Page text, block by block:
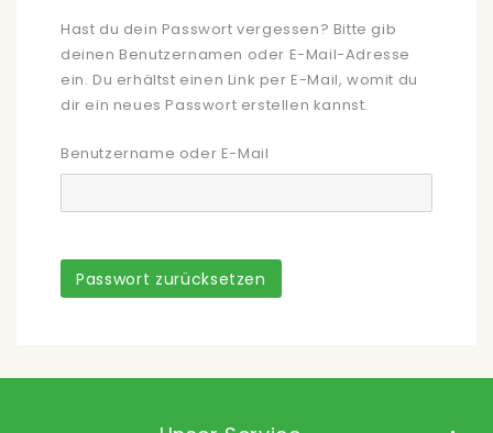
Hast du dein Passwort vergessen? Bitte gib
deinen Benutzernamen oder E-Mail-Adresse
ein. Du erhältst einen Link per E-Mail, womit du
dir ein neues Passwort erstellen kannst.
Benutzername oder E-Mail
Passwort zurücksetzen